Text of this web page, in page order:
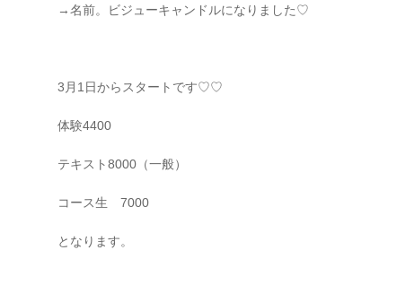
→名前。ビジューキャンドルになりました♡
3月1日からスタートです♡♡
体験4400
テキスト8000（一般）
コース生 7000
となります。